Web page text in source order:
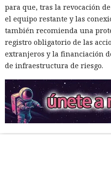
para que, tras la revocación
el equipo restante y las
también recomienda una
registro obligatorio de las
extranjeros y la financiación
de infraestructura de riesgo.